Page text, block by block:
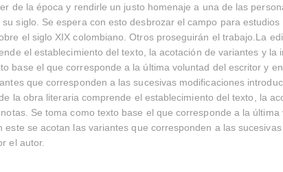
de la época y rendirle un justo homenaje a una de las
siglo. Se espera con esto desbrozar el campo para
el siglo XIX colombiano. Otros proseguirán el trabajo.La
el establecimiento del texto, la acotación de variantes y la
base el que corresponde a la última voluntad del escritor y
que corresponden a las sucesivas modificaciones
la obra literaria comprende el establecimiento del texto, la
Se toma como texto base el que corresponde a la
este se acotan las variantes que corresponden a las
el autor.